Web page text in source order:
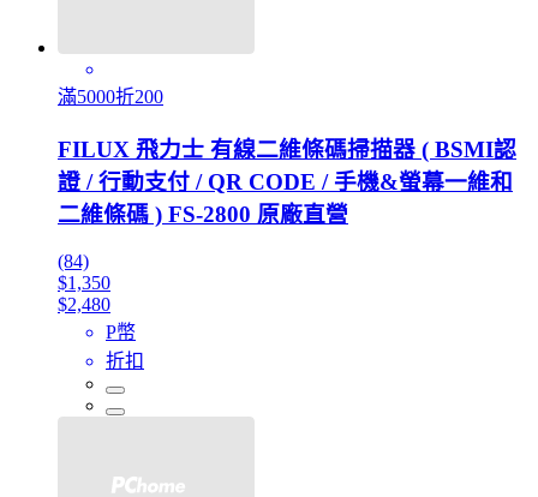
滿5000折200
FILUX 飛力士 有線二維條碼掃描器 ( BSMI認
證 / 行動支付 / QR CODE / 手機&螢幕一維和
二維條碼 ) FS-2800 原廠直營
(84)
$1,350
$2,480
P幣
折扣